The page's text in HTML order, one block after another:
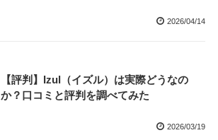
2026/04/14
【評判】Izul（イズル）は実際どうなの
か？口コミと評判を調べてみた
2026/03/19